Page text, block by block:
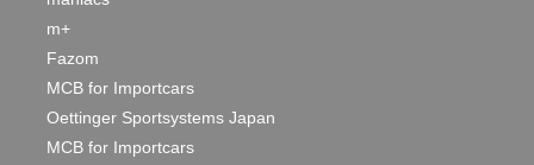
m+
Fazom
MCB for Importcars
Oettinger Sportsystems Japan
MCB for Importcars